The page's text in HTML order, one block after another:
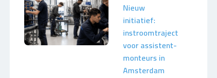
Nieuw
initiatief:
instroomtraject
voor assistent-
monteurs in
Amsterdam